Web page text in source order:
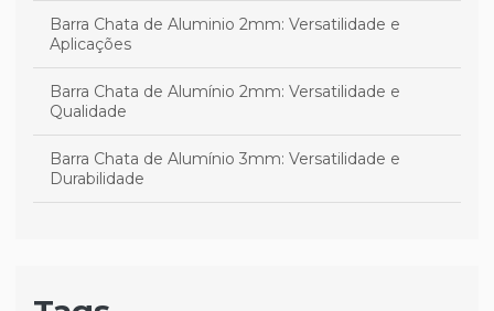
Barra Chata de Aluminio 2mm: Versatilidade e
Aplicações
Barra Chata de Alumínio 2mm: Versatilidade e
Qualidade
Barra Chata de Alumínio 3mm: Versatilidade e
Durabilidade